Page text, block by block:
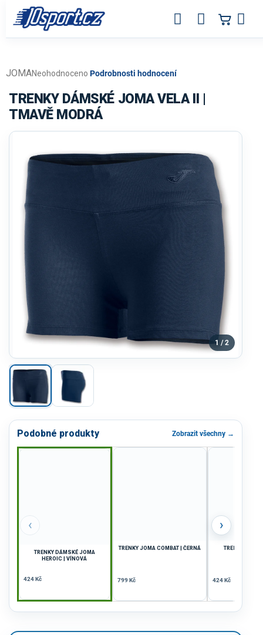
obsah
Průměrné
produktu
je
0,0
Neohodnoceno Podrobnosti hodnocení
JOMA
TRENKY DÁMSKÉ JOMA VELA II |
TMAVĚ MODRÁ
1 / 2
Podobné produkty Zobrazit všechny →
‹
TRENKY DÁMSKÉ JOMA
HEROIC | VÍNOVÁ
424 Kč
TRENKY JOMA COMBAT | ČERNÁ
799 Kč
TRENKY JOMA
424 Kč
›